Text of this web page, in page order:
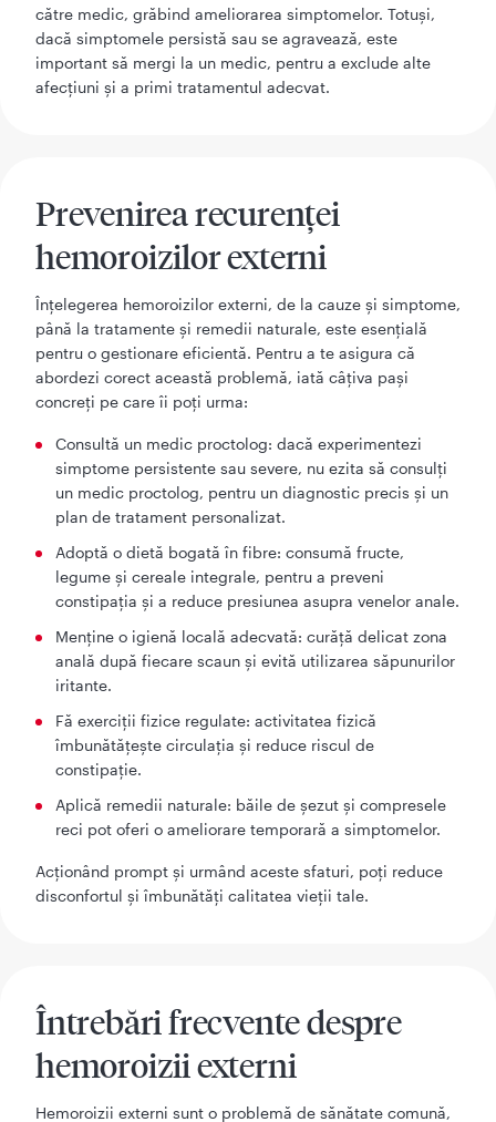
către medic, grăbind ameliorarea simptomelor. Totuși,
dacă simptomele persistă sau se agravează, este
important să mergi la un medic, pentru a exclude alte
afecțiuni și a primi tratamentul adecvat.
Prevenirea recurenței
hemoroizilor externi
Înțelegerea hemoroizilor externi, de la cauze și simptome,
până la tratamente și remedii naturale, este esențială
pentru o gestionare eficientă. Pentru a te asigura că
abordezi corect această problemă, iată câțiva pași
concreți pe care îi poți urma:
Consultă un medic proctolog: dacă experimentezi
simptome persistente sau severe, nu ezita să consulți
un medic proctolog, pentru un diagnostic precis și un
plan de tratament personalizat.
Adoptă o dietă bogată în fibre: consumă fructe,
legume și cereale integrale, pentru a preveni
constipația și a reduce presiunea asupra venelor anale.
Menține o igienă locală adecvată: curăță delicat zona
anală după fiecare scaun și evită utilizarea săpunurilor
iritante.
Fă exerciții fizice regulate: activitatea fizică
îmbunătățește circulația și reduce riscul de
constipație.
Aplică remedii naturale: băile de șezut și compresele
reci pot oferi o ameliorare temporară a simptomelor.
Acționând prompt și urmând aceste sfaturi, poți reduce
disconfortul și îmbunătăți calitatea vieții tale.
Întrebări frecvente despre
hemoroizii externi
Hemoroizii externi sunt o problemă de sănătate comună,